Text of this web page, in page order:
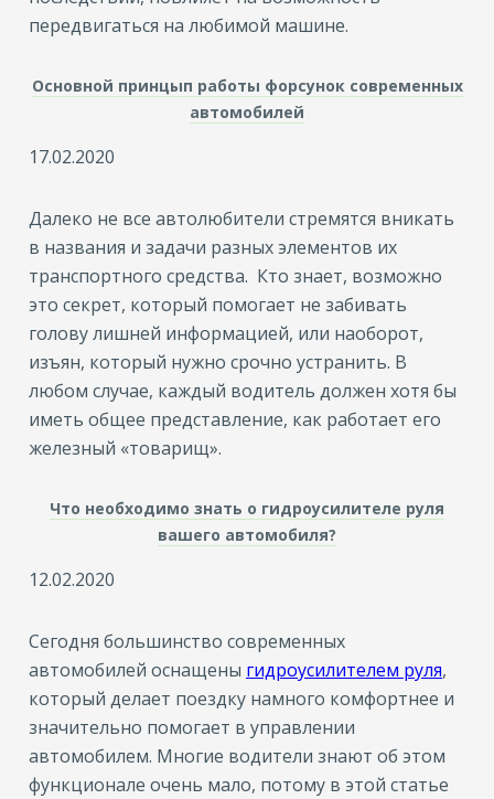
передвигаться на любимой машине.
Основной принцып работы форсунок современных
автомобилей
17.02.2020
Далеко не все автолюбители стремятся вникать
в названия и задачи разных элементов их
транспортного средства. Кто знает, возможно
это секрет, который помогает не забивать
голову лишней информацией, или наоборот,
изъян, который нужно срочно устранить. В
любом случае, каждый водитель должен хотя бы
иметь общее представление, как работает его
железный «товарищ».
Что необходимо знать о гидроусилителе руля
вашего автомобиля?
12.02.2020
Сегодня большинство современных
автомобилей оснащены гидроусилителем руля,
который делает поездку намного комфортнее и
значительно помогает в управлении
автомобилем. Многие водители знают об этом
функционале очень мало, потому в этой статье